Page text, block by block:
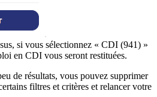
si vous sélectionnez « CDI (941) »
en CDI vous seront restituées.
de résultats, vous pouvez supprimer
filtres et critères et relancer votre